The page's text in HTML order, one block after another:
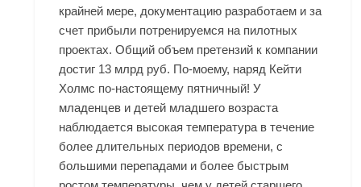
крайней мере, документацию разработаем и за
счет прибыли потренируемся на пилотных
проектах. Общий объем претензий к компании
достиг 13 млрд руб. По-моему, наряд Кейти
Холмс по-настоящему пятничный! У
младенцев и детей младшего возраста
наблюдается высокая температура в течение
более длительных периодов времени, с
большими перепадами и более быстрым